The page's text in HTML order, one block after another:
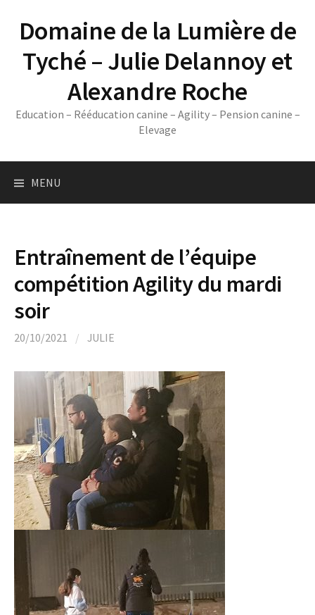
contentDomaine de la Lumière de
Tyché – Julie Delannoy et
Alexandre Roche
Education – Rééducation canine – Agility – Pension canine –
Elevage
MENU
Entraînement de l’équipe
compétition Agility du mardi
soir
20/10/2021 / JULIE